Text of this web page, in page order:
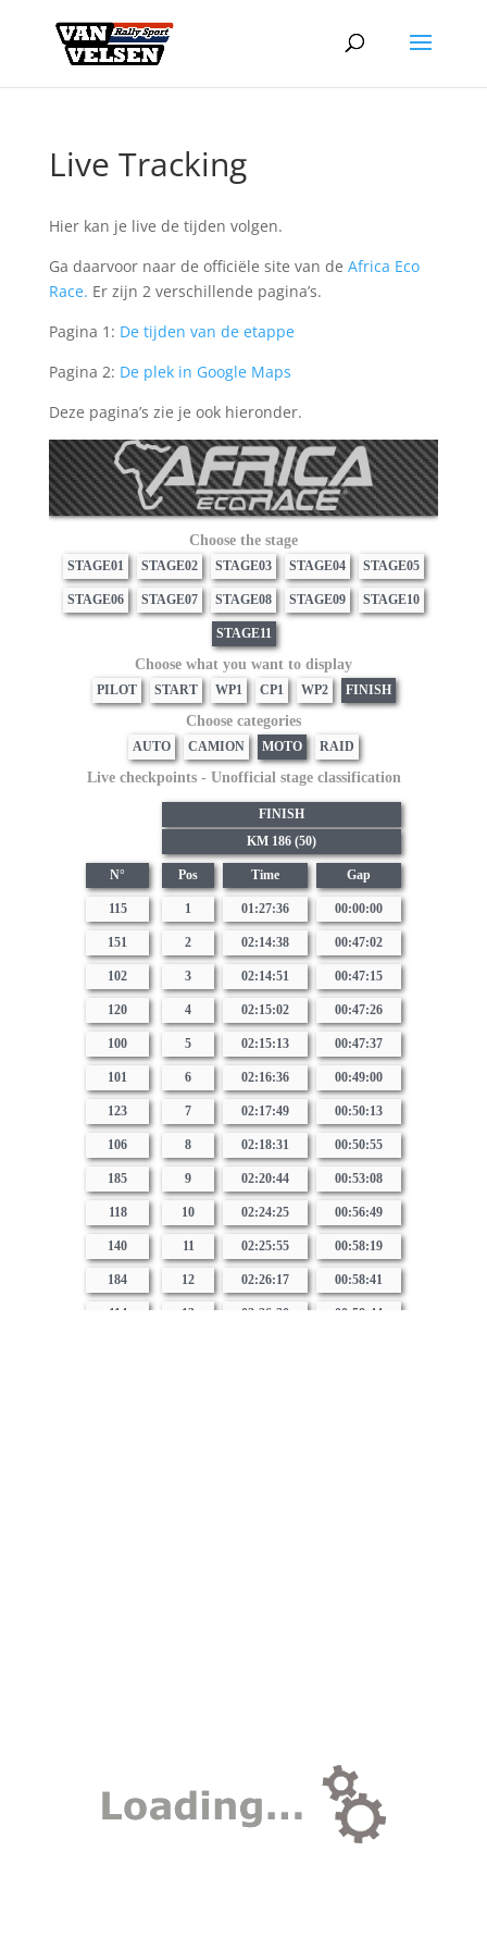
Live Tracking
Hier kan je live de tijden volgen.
Ga daarvoor naar de officiële site van de Africa Eco
Race. Er zijn 2 verschillende pagina’s.
Pagina 1: De tijden van de etappe
Pagina 2: De plek in Google Maps
Deze pagina’s zie je ook hieronder.